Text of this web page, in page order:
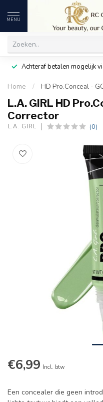
MENU
Achteraf betalen mogelijk
Home / HD Pro.Conceal -
L.A. GIRL HD
Corrector
L.A. GIRL (0)
€6,99 Incl. btw
Een concealer die geen